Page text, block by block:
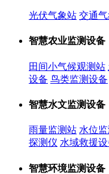
光伏气象站 交通
智慧农业监测设备
田间小气候观测站
设备 鸟类监测设备
智慧水文监测设备
雨量监测站 水位
探测仪 水域救援
智慧环境监测设备